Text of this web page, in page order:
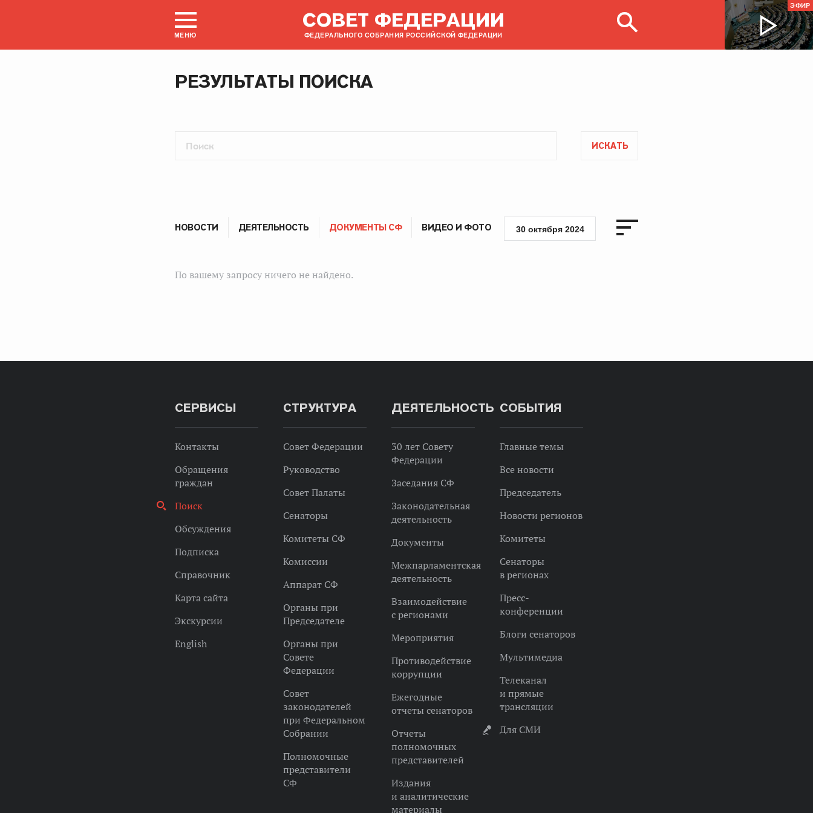
МЕНЮ
СОВЕТ ФЕДЕРАЦИИ
ФЕДЕРАЛЬНОГО СОБРАНИЯ РОССИЙСКОЙ ФЕДЕРАЦИИ
ЭФИР
РЕЗУЛЬТАТЫ ПОИСКА
ИСКАТЬ
НОВОСТИ ДЕЯТЕЛЬНОСТЬ ДОКУМЕНТЫ СФ ВИДЕО И ФОТО 30 октября 2024
По вашему запросу ничего не найдено.
СЕРВИСЫ
Контакты
Обращения
граждан
Поиск
Обсуждения
Подписка
Справочник
Карта сайта
Экскурсии
English
СТРУКТУРА
Совет Федерации
Руководство
Совет Палаты
Сенаторы
Комитеты СФ
Комиссии
Аппарат СФ
Органы при
Председателе
Органы при
Совете
Федерации
Совет
законодателей
при Федеральном
Собрании
Полномочные
представители
СФ
ДЕЯТЕЛЬНОСТЬ
30 лет Совету
Федерации
Заседания СФ
Законодательная
деятельность
Документы
Межпарламентская
деятельность
Взаимодействие
с регионами
Мероприятия
Противодействие
коррупции
Ежегодные
отчеты сенаторов
Отчеты
полномочных
представителей
Издания
и аналитические
материалы
СОБЫТИЯ
Главные темы
Все новости
Председатель
Новости регионов
Комитеты
Сенаторы
в регионах
Пресс-
конференции
Блоги сенаторов
Мультимедиа
Телеканал
и прямые
трансляции
Для СМИ